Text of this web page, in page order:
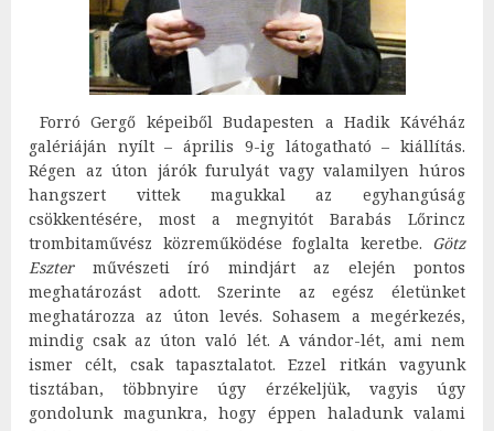
Forró Gergő képeiből Budapesten a Hadik Kávéház
galériáján nyílt – április 9-ig látogatható – kiállítás.
Régen az úton járók furulyát vagy valamilyen húros
hangszert vittek magukkal az egyhangúság
csökkentésére, most a megnyitót Barabás Lőrincz
trombitaművész közreműködése foglalta keretbe. Götz
Eszterművészeti író mindjárt az elején pontos
meghatározást adott. Szerinte az egész életünket
meghatározza az úton levés. Sohasem a megérkezés,
mindig csak az úton való lét. A vándor-lét, ami nem
ismer célt, csak tapasztalatot. Ezzel ritkán vagyunk
tisztában, többnyire úgy érzékeljük, vagyis úgy
gondolunk magunkra, hogy éppen haladunk valami